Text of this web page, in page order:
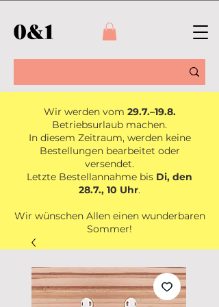
Wir werden vom 29.7.–19.8.
Betriebsurlaub machen.
In diesem Zeitraum, werden keine
Bestellungen bearbeitet oder
versendet.
Letzte Bestellannahme bis Di, den
28.7., 10 Uhr.
Wir wünschen Allen einen wunderbaren
Sommer!